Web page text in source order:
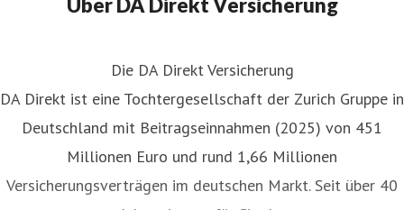
Über DA Direkt Versicherung
Die DA Direkt Versicherung
DA Direkt ist eine Tochtergesellschaft der Zurich Gruppe in
Deutschland mit Beitragseinnahmen (2025) von 451
Millionen Euro und rund 1,66 Millionen
Versicherungsverträgen im deutschen Markt. Seit über 40